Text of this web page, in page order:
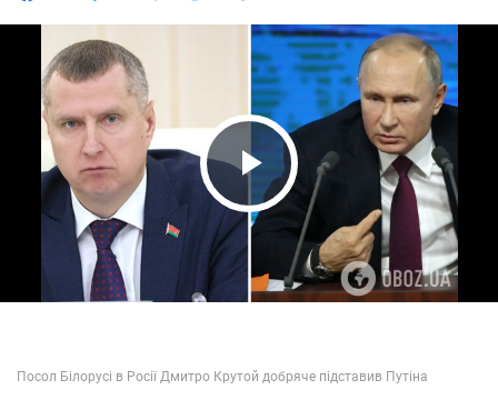
Play Video